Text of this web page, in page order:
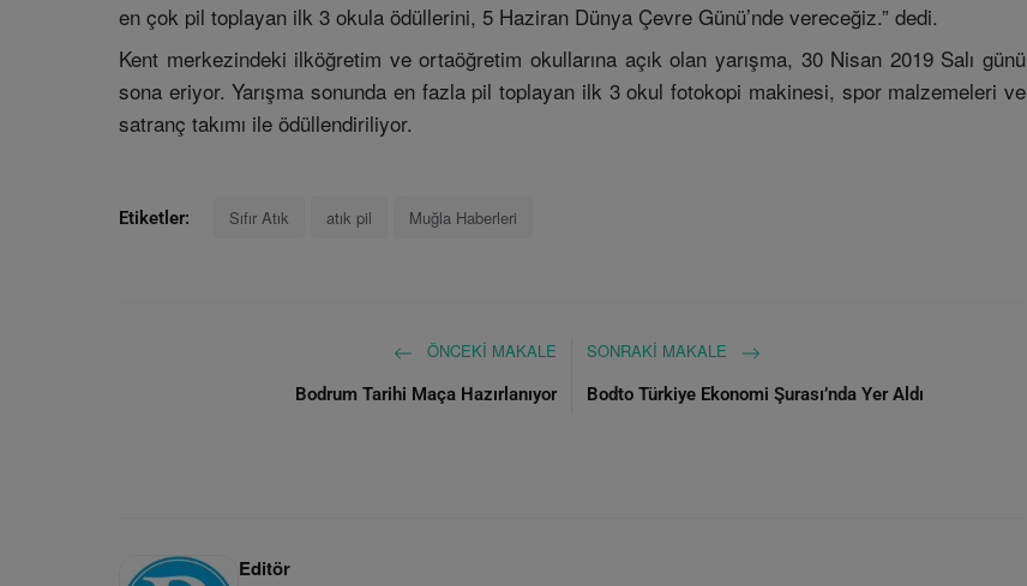
en çok pil toplayan ilk 3 okula ödüllerini, 5 Haziran Dünya Çevre Günü’nde vereceğiz.” dedi.
Kent merkezindeki ilköğretim ve ortaöğretim okullarına açık olan yarışma, 30 Nisan 2019 Salı günü
sona eriyor. Yarışma sonunda en fazla pil toplayan ilk 3 okul fotokopi makinesi, spor malzemeleri ve
satranç takımı ile ödüllendiriliyor.
Etiketler: Sıfır Atık atık pil Muğla Haberleri
ÖNCEKI MAKALE
Bodrum Tarihi Maça Hazırlanıyor
SONRAKI MAKALE
Bodto Türkiye Ekonomi Şurası’nda Yer Aldı
Editör